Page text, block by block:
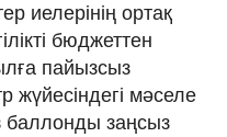
иелерінің ортақ
бюджеттен
пайызсыз
жүйесіндегі мәселе
баллонды заңсыз